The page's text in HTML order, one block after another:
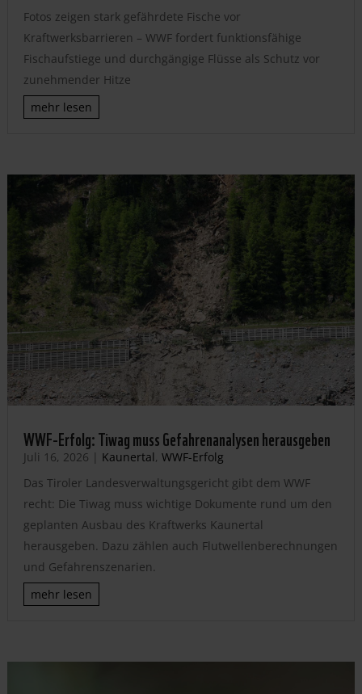
Fotos zeigen stark gefährdete Fische vor
Kraftwerksbarrieren – WWF fordert funktionsfähige
Fischaufstiege und durchgängige Flüsse als Schutz vor
zunehmender Hitze
mehr lesen
WWF-Erfolg: Tiwag muss Gefahrenanalysen herausgeben
Juli 16, 2026 | Kaunertal, WWF-Erfolg
Das Tiroler Landesverwaltungsgericht gibt dem WWF
recht: Die Tiwag muss wichtige Dokumente rund um den
geplanten Ausbau des Kraftwerks Kaunertal
herausgeben. Dazu zählen auch Flutwellenberechnungen
und Gefahrenszenarien.
mehr lesen